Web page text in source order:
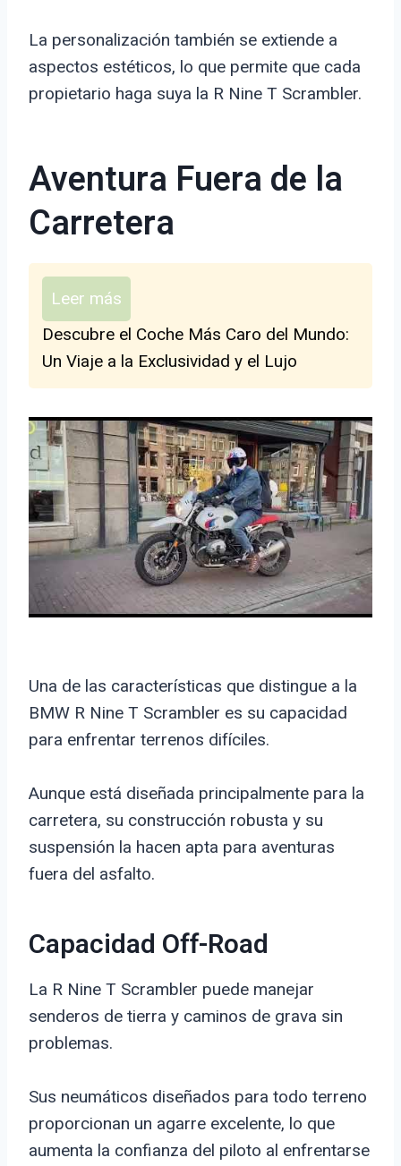
La personalización también se extiende a
aspectos estéticos, lo que permite que cada
propietario haga suya la R Nine T Scrambler.
Aventura Fuera de la
Carretera
Leer más
Descubre el Coche Más Caro del Mundo:
Un Viaje a la Exclusividad y el Lujo
Una de las características que distingue a la
BMW R Nine T Scrambler es su capacidad
para enfrentar terrenos difíciles.
Aunque está diseñada principalmente para la
carretera, su construcción robusta y su
suspensión la hacen apta para aventuras
fuera del asfalto.
Capacidad Off-Road
La R Nine T Scrambler puede manejar
senderos de tierra y caminos de grava sin
problemas.
Sus neumáticos diseñados para todo terreno
proporcionan un agarre excelente, lo que
aumenta la confianza del piloto al enfrentarse